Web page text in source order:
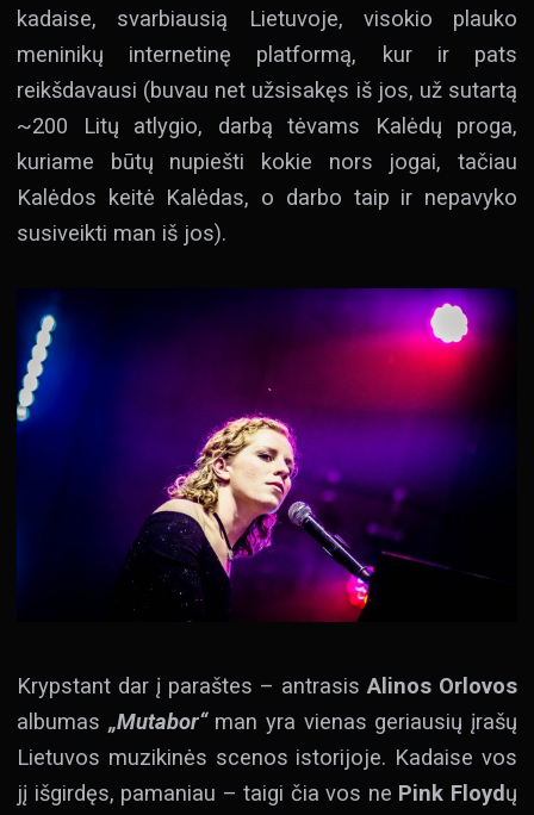
kadaise, svarbiausią Lietuvoje, visokio plauko
meninikų internetinę platformą, kur ir pats
reikšdavausi (buvau net užsisakęs iš jos, už sutartą
~200 Litų atlygio, darbą tėvams Kalėdų proga,
kuriame būtų nupiešti kokie nors jogai, tačiau
Kalėdos keitė Kalėdas, o darbo taip ir nepavyko
susiveikti man iš jos).
Krypstant dar į paraštes – antrasis Alinos Orlovos
albumas „Mutabor“man yra vienas geriausių įrašų
Lietuvos muzikinės scenos istorijoje. Kadaise vos
jį išgirdęs, pamaniau – taigi čia vos ne Pink Floyd ų